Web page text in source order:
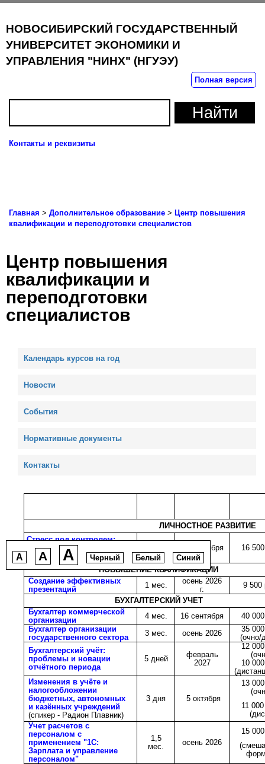
НОВОСИБИРСКИЙ ГОСУДАРСТВЕННЫЙ
УНИВЕРСИТЕТ ЭКОНОМИКИ И
УПРАВЛЕНИЯ "НИНХ" (НГУЭУ)
Полная версия
Контакты и реквизиты
Главная > Дополнительное образование > Центр повышения
квалификации и переподготовки специалистов
Центр повышения
квалификации и
переподготовки
специалистов
Календарь курсов на год
Новости
События
Нормативные документы
Контакты
ЛИЧНОСТНОЕ РАЗВИТИЕ
Стресс под контролем:
технология внутренней
устойчивости
23 сентября 16
ПОВЫШЕНИЕ КВАЛИФИКАЦИИ
Создание эффективных
презентаций
1 мес.
осень 2026
г.
9 500
БУХГАЛТЕРСКИЙ УЧЕТ
Бухгалтер коммерческой
организации
4 мес. 16 сентября
40
Бухгалтер организации
государственного сектора
3 мес. осень 2026
35
(очно/
Бухгалтерский учёт:
проблемы и новации
отчётного периода
5 дней
февраль
2027
12
10
Изменения в учёте и
налогообложении
бюджетных, автономных
и казённых учреждений
(спикер - Радион Плавник)
3 дня 5 октября
13
11
Учет расчетов с
персоналом с
применением "1С:
Зарплата и управление
персоналом"
1,5
мес.
осень 2026
15
A A A Черный Белый Синий